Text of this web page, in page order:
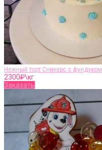
Нежный торт Сникерс с фундуком
2300₽\кг
Заказать